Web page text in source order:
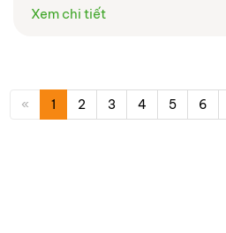
Xem chi tiết
« 1 2 3 4 5 6